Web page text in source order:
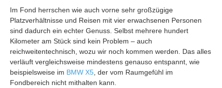
Im Fond herrschen wie auch vorne sehr großzügige
Platzverhältnisse und Reisen mit vier erwachsenen Personen
sind dadurch ein echter Genuss. Selbst mehrere hundert
Kilometer am Stück sind kein Problem – auch
reichweitentechnisch, wozu wir noch kommen werden. Das alles
verläuft vergleichsweise mindestens genauso entspannt, wie
beispielsweise im BMW X5 , der vom Raumgefühl im
Fondbereich nicht mithalten kann.